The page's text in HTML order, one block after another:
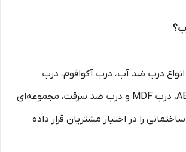
درب ضد آب، درب آکوافوم، درب
هیدروفوم، درب ABS، درب MDF و درب ضد سرقت، مجموعه‌ای
را در اختیار مشتریان قرار داده